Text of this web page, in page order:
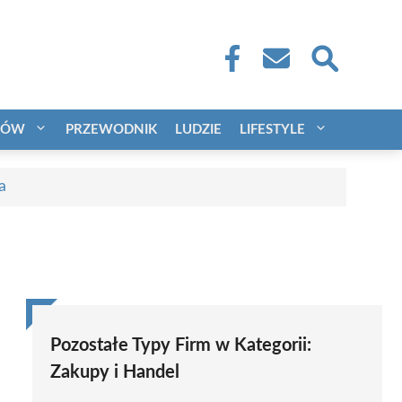
PRZEWODNIK LUDZIE LIFESTYLE
Pozostałe Typy Firm w Kategorii:
Zakupy i Handel